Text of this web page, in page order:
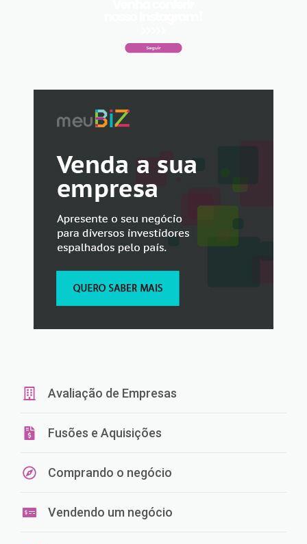
Avaliação de Empresas
Fusões e Aquisições
Comprando o negócio
Vendendo um negócio